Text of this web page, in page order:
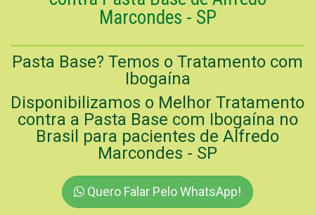
Marcondes - SP
Pasta Base? Temos o Tratamento com
Ibogaína
Disponibilizamos o Melhor Tratamento
contra a Pasta Base com Ibogaína no
Brasil para pacientes de Alfredo
Marcondes - SP
Quero Falar Pelo WhatsApp!